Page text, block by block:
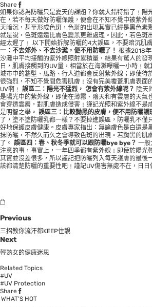
Share
如果你認為防曬只是夏天的課題？你就大錯特錯了﹗陽
在，若不每天做好防曬保護，便會在不知不覺中被紫外
天暗沉，甚至形成色斑，色斑的出現其實已經是黑色素
就是說，色斑遠遠比膚色變黑更難處理。因此，若色斑
經太遲了﹗ 以下開始拆解防曬的4大誤區，不要暗沉肌
一：不去郊外、不去沙灘，便不用防曬了！ 根據2018
沙灘中平均接觸的紫外線照射累積量，結果有驚人的發
日，肌膚接觸到的UV量，相當於在海灘曝曬一小時﹗就
城市中的牆壁、馬路、行人道都會反射紫外線；即使待
很強烈，不知不覺間危害肌膚﹗沒有完美覆蓋肌膚表面
UV啊﹗ 誤區二：陽光不猛烈， 怎會有紫外線呢？ 陰天
是陽光中的紫外線，即使在薄霧、陰天和有雲層的天氣
會穿透雲層，對肌膚造成侵害﹗謹記光照和紫外線不是
是明智之舉。 誤區三：比較黝黑的皮膚，便不用防曬護
了，塗不塗防曬乳都一樣？不要掉進誤區，防曬乳不僅
好地保護皮膚健康。皮膚專家指出：無論膚色是白還是
抹防曬，不然久而久之會導致色斑的出現。若黝黑的肌
了。 誤區四：春、秋冬季就可以跟防曬bye bye？ 一般
注意的事，事實上，一年四季都有紫外線﹗即使於陽光
其實並沒差很多，所以謹記把防曬列入每天護膚的最後
該都清楚防曬的重要性吧﹗謹記UV傷害無處不在，日日
Previous
三招教你流汗都KEEP住靚
Next
輕熟女的健康迷思
Related Topics
#UV
#UV Protection
Share
WHAT’S HOT